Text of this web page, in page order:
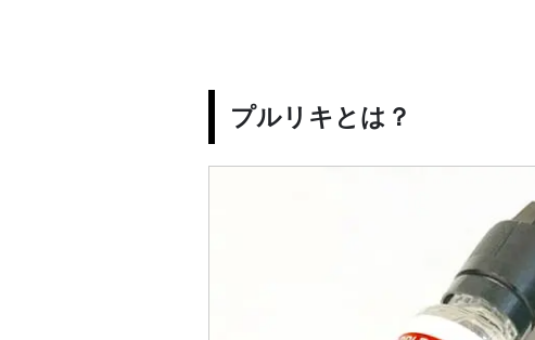
プルリキとは？